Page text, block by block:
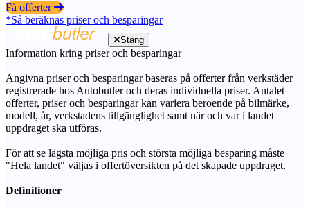
Få offerter
*Så beräknas priser och besparingar
Stäng
Information kring priser och besparingar
Angivna priser och besparingar baseras på offerter från verkstäder
registrerade hos Autobutler och deras individuella priser. Antalet
offerter, priser och besparingar kan variera beroende på bilmärke,
modell, år, verkstadens tillgänglighet samt när och var i landet
uppdraget ska utföras.
För att se lägsta möjliga pris och största möjliga besparing måste
"Hela landet" väljas i offertöversikten på det skapade uppdraget.
Definitioner